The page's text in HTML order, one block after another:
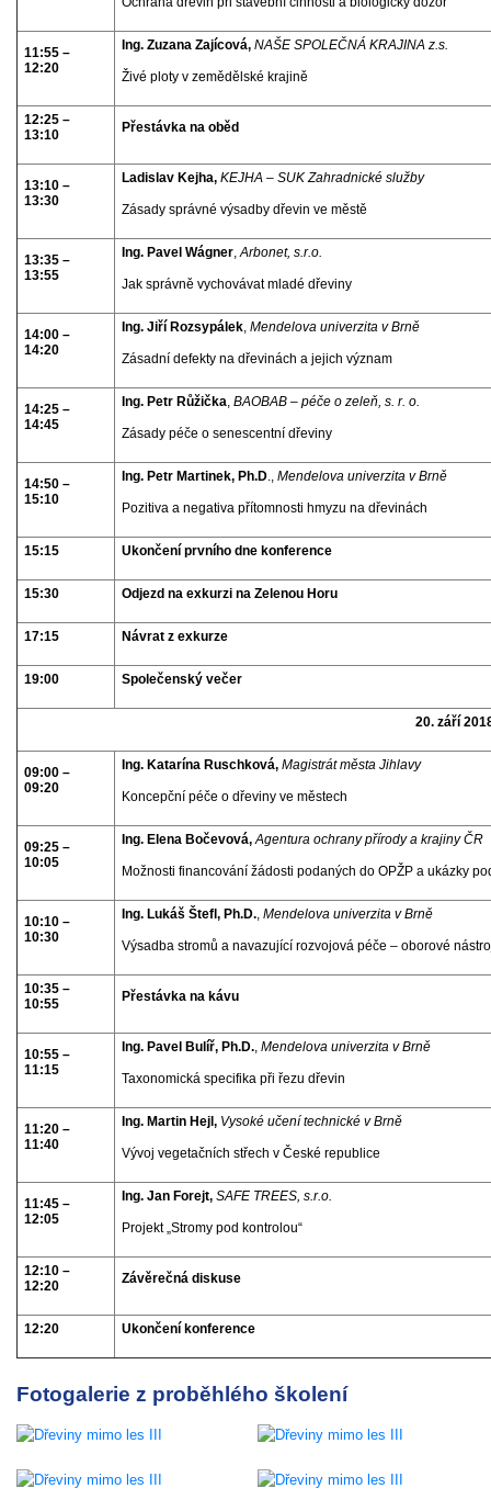
11:55 –
12:20
Ing. Zuzana Zajícová, NAŠE SPOLEČNÁ KRAJINA z.s.
Živé ploty v zemědělské krajině
12:25 –
13:10
Přestávka na oběd
13:10 –
13:30
Ladislav Kejha, KEJHA – SUK Zahradnické služby
Zásady správné výsadby dřevin ve městě
13:35 –
13:55
Ing. Pavel Wágner, Arbonet, s.r.o.
Jak správně vychovávat mladé dřeviny
14:00 –
14:20
Ing. Jiří Rozsypálek, Mendelova univerzita v Brně
Zásadní defekty na dřevinách a jejich význam
14:25 –
14:45
Ing. Petr Růžička BAOBAB – péče o zeleň, s. r. o.
Zásady péče o senescentní dřeviny
14:50 –
15:10
Ing. Petr Martinek, Ph.D., Mendelova univerzita v Brně
Pozitiva a negativa přítomnosti hmyzu na dřevinách
15:15 Ukončení prvního dne konference
15:30 Odjezd na exkurzi na Zelenou Horu
17:15 Návrat z exkurze
19:00 Společenský večer
20. září
09:00 –
09:20
Ing. Katarína Ruschková, Magistrát města Jihlavy
Koncepční péče o dřeviny ve městech
09:25 –
10:05
Ing. Elena Bočevová, Agentura ochrany přírody a krajiny ČR
Možnosti financování žádosti podaných do OPŽP a ukázky
10:10 –
10:30
Ing. Lukáš Štefl, Ph.D., Mendelova univerzita v Brně
Výsadba stromů a navazující rozvojová péče – oborové
10:35 –
10:55
Přestávka na kávu
10:55 –
11:15
Ing. Pavel Bulíř, Ph.D., Mendelova univerzita v Brně
Taxonomická specifika při řezu dřevin
11:20 –
11:40
Ing. Martin Hejl, Vysoké učení technické v Brně
Vývoj vegetačních střech v České republice
11:45 –
12:05
Ing. Jan Forejt, SAFE TREES, s.r.o.
Projekt „Stromy pod kontrolou“
12:10 –
12:20
Závěrečná diskuse
12:20 Ukončení konference
Fotogalerie z proběhlého školení